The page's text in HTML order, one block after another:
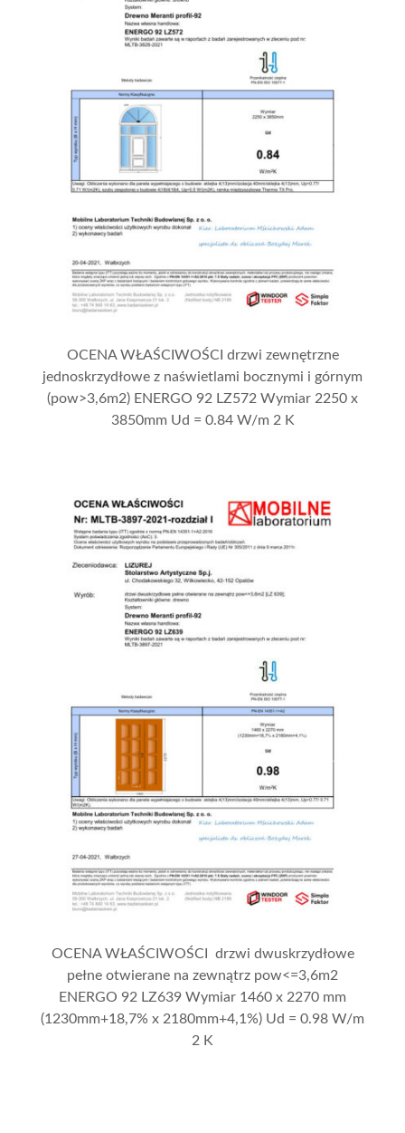
OCENA WŁAŚCIWOŚCI drzwi zewnętrzne
jednoskrzydłowe z naświetlami bocznymi i górnym
(pow>3,6m2) ENERGO 92 LZ572 Wymiar 2250 x
3850mm Ud = 0.84 W/m 2 K
OCENA WŁAŚCIWOŚCI drzwi dwuskrzydłowe
pełne otwierane na zewnątrz pow<=3,6m2
ENERGO 92 LZ639 Wymiar 1460 x 2270 mm
(1230mm+18,7% x 2180mm+4,1%) Ud = 0.98 W/m
2 K